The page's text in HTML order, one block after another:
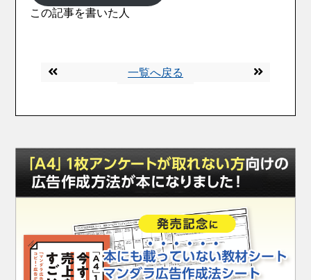
この記事を書いた人
一覧へ戻る